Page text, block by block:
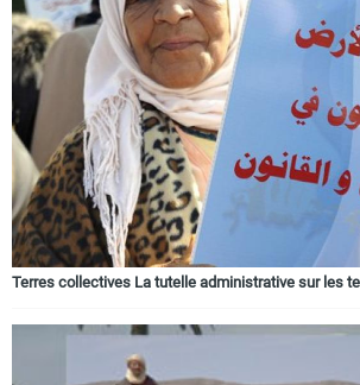
Terres collectives La tutelle administrative sur les